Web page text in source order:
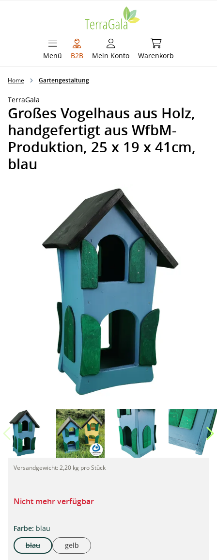
Menü B2B Mein Konto Warenkorb
Warenkorb
Home Gartengestaltung
TerraGala
Großes Vogelhaus aus Holz,
handgefertigt aus WfbM-
Produktion, 25 x 19 x 41cm,
blau
Großes Vogelhaus aus Holz, handgefertigt aus WfbM-
Versandgewicht: 2,20 kg pro Stück
Nicht mehr verfügbar
Farbeauswählen
: blau
blau
(Diese Option ist zurzeit nicht verfügbar.)
gelb